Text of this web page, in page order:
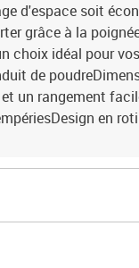
d'espace soit
grâce à la
choix idéal pour
de
un rangement
en